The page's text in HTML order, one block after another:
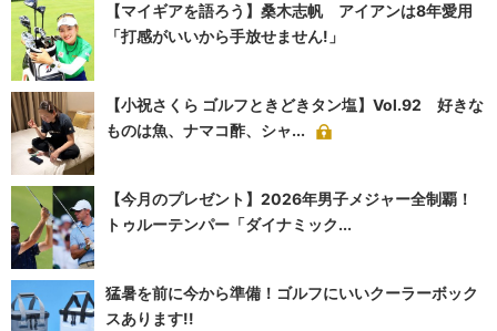
【マイギアを語ろう】桑木志帆 アイアンは8年愛用
「打感がいいから手放せません!」
【小祝さくら ゴルフときどきタン塩】Vol.92 好きな
ものは魚、ナマコ酢、シャ...
【今月のプレゼント】2026年男子メジャー全制覇！
トゥルーテンパー「ダイナミック...
猛暑を前に今から準備！ゴルフにいいクーラーボック
スあります!!